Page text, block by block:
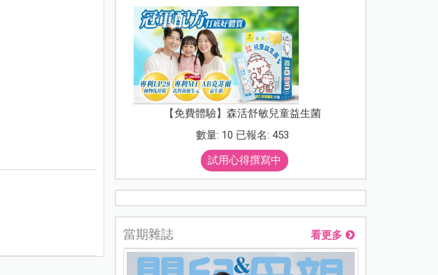
【免費體驗】森活舒敏兒童益生菌
數量: 10 已報名: 453
試用心得撰寫中
當期雜誌 看更多